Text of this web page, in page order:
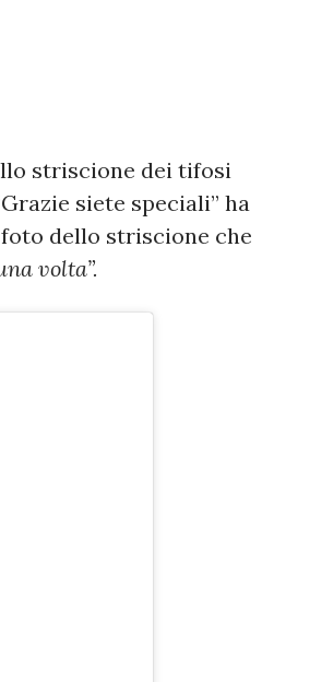
striscione dei tifosi
siete speciali” ha
dello striscione che
volta”.